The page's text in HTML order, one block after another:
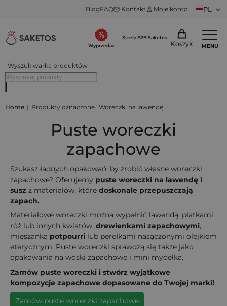
BlogFAQ Kontakt Moje konto PL
Wyszukiwarka produktów
Wyprzedaż
Strefa B2B Saketos
Koszyk MENU
Home | Produkty oznaczone “Woreczki na lawendę”
Puste woreczki
zapachowe
Szukasz ładnych opakowań, by zrobić własne woreczki
zapachowe? Oferujemy puste woreczki na lawendę i
susz z materiałów, które doskonale przepuszczają
zapach.
Materiałowe woreczki można wypełnić lawendą, płatkami
róż lub innych kwiatów, drewienkami zapachowymi,
mieszanką potpourri lub perełkami nasączonymi olejkiem
eterycznym. Puste woreczki sprawdzą się także jako
opakowania na woski zapachowe i mini mydełka.
Zamów puste woreczki i stwórz wyjątkowe
kompozycje zapachowe dopasowane do Twojej marki!
Zamów puste woreczki zapachowe